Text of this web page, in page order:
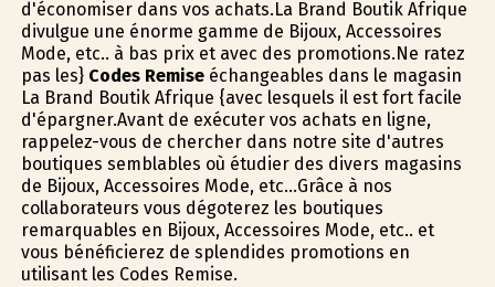
d'économiser dans vos achats.La Brand Boutik Afrique
divulgue une énorme gamme de Bijoux, Accessoires
Mode, etc.. à bas prix et avec des promotions.Ne ratez
pas les} Codes Remiseéchangeables dans le magasin
La Brand Boutik Afrique {avec lesquels il est fort facile
d'épargner.Avant de exécuter vos achats en ligne,
rappelez-vous de chercher dans notre site d'autres
boutiques semblables où étudier des divers magasins
de Bijoux, Accessoires Mode, etc...Grâce à nos
collaborateurs vous dégoterez les boutiques
remarquables en Bijoux, Accessoires Mode, etc.. et
vous bénéficierez de splendides promotions en
utilisant les Codes Remise.